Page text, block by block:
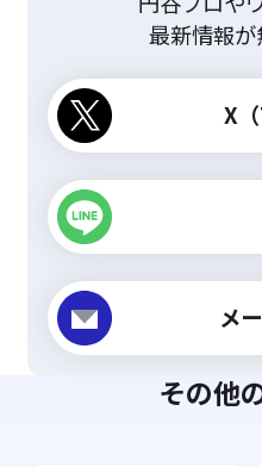
最新情報が
X
メ
その他